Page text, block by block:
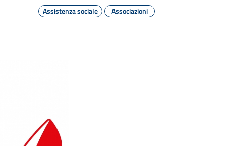
Assistenza sociale
Associazioni